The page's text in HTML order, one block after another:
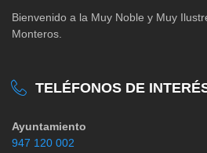
Bienvenido a la Muy Noble y Muy
Monteros.
TELÉFONOS DE
Ayuntamiento
947 120 002